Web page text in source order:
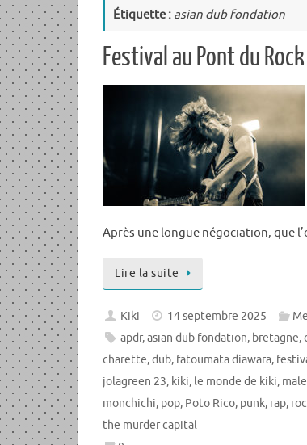
Étiquette : asian dub fondation
Festival au Pont du
Après une longue négociation, que
Lire la suite
Kiki 14 septembre 2025
apdr,asian dub fondation, bretagne,
charette,dub, fatoumata diawara,
jolagreen 23, kiki, le monde de kiki,
monchichi, pop, Poto Rico, punk, rap,
the murder capital